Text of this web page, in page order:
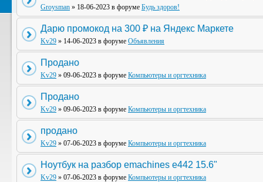
Groysman » 18-06-2023 в форуме Будь здоров!
Дарю промокод на 300 ₽ на Яндекс Маркете
Kv29 » 14-06-2023 в форуме Объявления
Продано
Kv29 » 09-06-2023 в форуме Компьютеры и оргтехника
Продано
Kv29 » 09-06-2023 в форуме Компьютеры и оргтехника
продано
Kv29 » 07-06-2023 в форуме Компьютеры и оргтехника
Ноутбук на разбор emachines e442 15.6"
Kv29 » 07-06-2023 в форуме Компьютеры и оргтехника